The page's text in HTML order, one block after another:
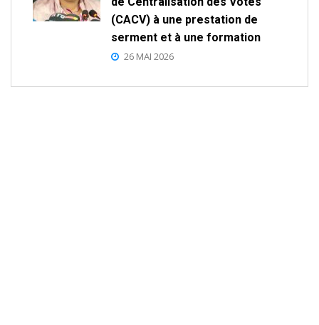
(CACV) à une prestation de
serment et à une formation
26 MAI 2026